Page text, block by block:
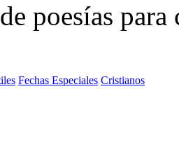
poesías
Fechas Especiales Cristianos